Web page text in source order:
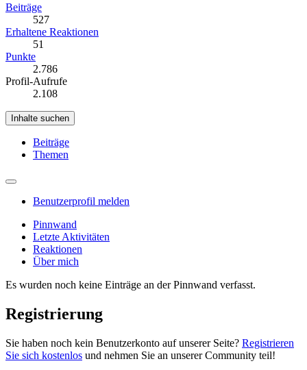
Beiträge
527
Erhaltene Reaktionen
51
Punkte
2.786
Profil-Aufrufe
2.108
Inhalte suchen
Beiträge
Themen
Benutzerprofil melden
Pinnwand
Letzte Aktivitäten
Reaktionen
Über mich
Es wurden noch keine Einträge an der Pinnwand verfasst.
Registrierung
Sie haben noch kein Benutzerkonto auf unserer Seite? Registrieren
Sie sich kostenlos und nehmen Sie an unserer Community teil!